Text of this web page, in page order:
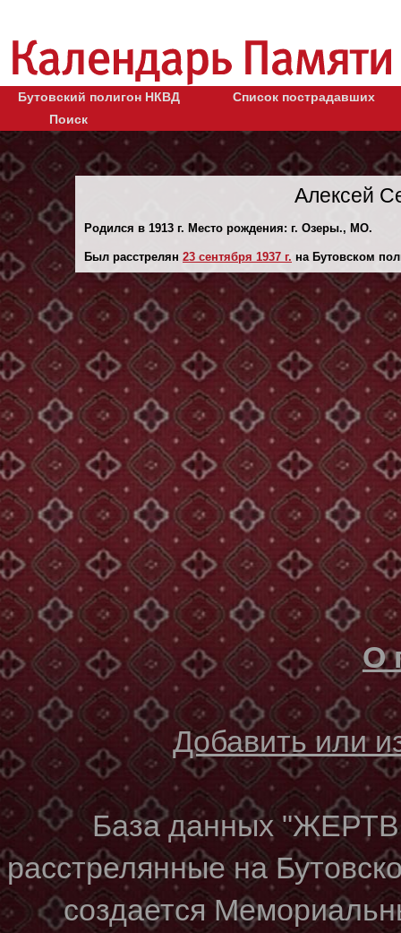
Бутовский полигон НКВД
Список пострадавших
Поиск
Алексей
Родился в 1913 г. Место рождения: г. Озеры., МО.
Был расстрелян 23 сентября 1937 г. на Бутовском
О
Добавить или
База данных
расстрелянные на
создается